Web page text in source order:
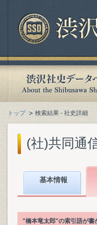
トップ 検索結果 - 社史詳細
(社)共同通
基本情報
"橋本竜太郎"の索引語が書